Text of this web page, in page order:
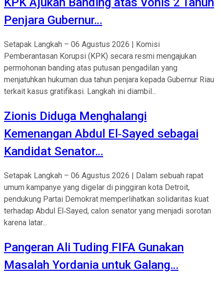
Penjara Gubernur…
Setapak Langkah – 06 Agustus 2026 | Komisi
Pemberantasan Korupsi (KPK) secara resmi mengajukan
permohonan banding atas putusan pengadilan yang
menjatuhkan hukuman dua tahun penjara kepada Gubernur Riau
terkait kasus gratifikasi. Langkah ini diambil...
Zionis Diduga Menghalangi
Kemenangan Abdul El‑Sayed sebagai
Kandidat Senator…
Setapak Langkah – 06 Agustus 2026 | Dalam sebuah rapat
umum kampanye yang digelar di pinggiran kota Detroit,
pendukung Partai Demokrat memperlihatkan solidaritas kuat
terhadap Abdul El‑Sayed, calon senator yang menjadi sorotan
karena latar...
Pangeran Ali Tuding FIFA Gunakan
Masalah Yordania untuk Galang…